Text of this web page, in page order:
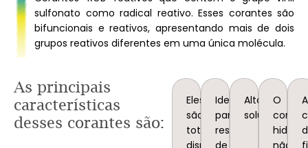
sulfonato como radical reativo. Esses corantes são
bifuncionais e reativos, apresentando mais de dois
grupos reativos diferentes em uma única molécula.
As principais
características
desses corantes são:
Eles
são
totalmente
dispensáveis.
Ideal
para
reserva
de
Alta
solubilidade.
O
não